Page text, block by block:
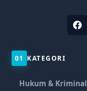
01 KATEGORI
Hukum & Kriminal